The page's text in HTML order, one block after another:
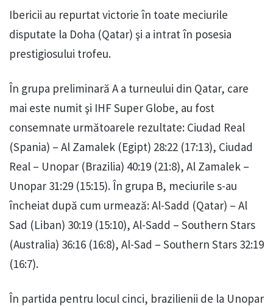
Ibericii au repurtat victorie în toate meciurile
disputate la Doha (Qatar) şi a intrat în posesia
prestigiosului trofeu.
În grupa preliminară A a turneului din Qatar, care
mai este numit şi IHF Super Globe, au fost
consemnate următoarele rezultate: Ciudad Real
(Spania) – Al Zamalek (Egipt) 28:22 (17:13), Ciudad
Real – Unopar (Brazilia) 40:19 (21:8), Al Zamalek –
Unopar 31:29 (15:15). În grupa B, meciurile s-au
încheiat după cum urmează: Al-Sadd (Qatar) – Al
Sad (Liban) 30:19 (15:10), Al-Sadd – Southern Stars
(Australia) 36:16 (16:8), Al-Sad – Southern Stars 32:19
(16:7).
În partida pentru locul cinci, brazilienii de la Unopar